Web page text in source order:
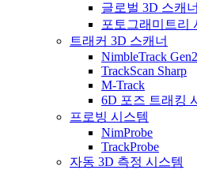
글로벌 3D 스캐너
포토그래미트리
트래커 3D 스캐너
NimbleTrack Gen2
TrackScan Sharp
M-Track
6D 포즈 트래킹
프로빙 시스템
NimProbe
TrackProbe
자동 3D 측정 시스템